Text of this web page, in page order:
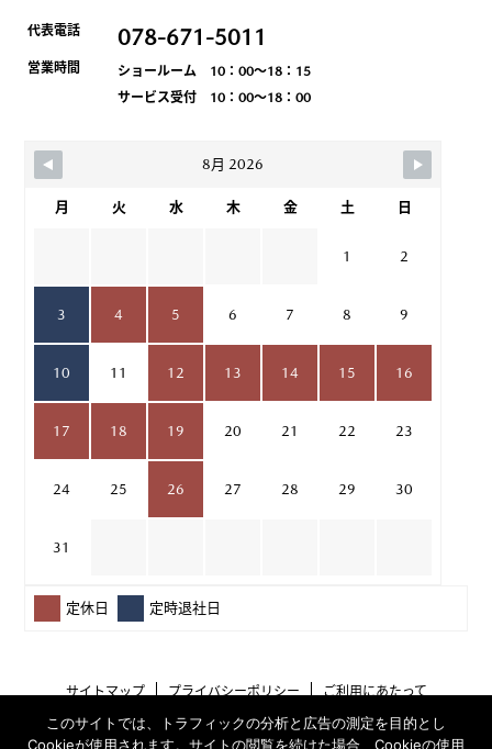
代表電話 078-671-5011
営業時間
ショールーム 10：00～18：15
サービス受付 10：00～18：00
8月 2026
月 火 水 木 金 土 日
1 2
3 4 5 6 7 8 9
10 11 12 13 14 15 16
17 18 19 20 21 22 23
24 25 26 27 28 29 30
31
定休日 定時退社日
サイトマップ プライバシーポリシー ご利用にあたって
このサイトでは、トラフィックの分析と広告の測定を目的とし
Cookieが使用されます。サイトの閲覧を続けた場合、Cookieの使用